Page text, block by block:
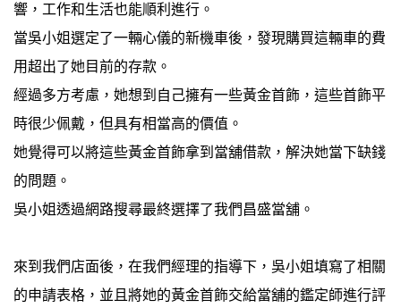
響，工作和生活也能順利進行。
當吳小姐選定了一輛心儀的新機車後，發現購買這輛車的費
用超出了她目前的存款。
經過多方考慮，她想到自己擁有一些黃金首飾，這些首飾平
時很少佩戴，但具有相當高的價值。
她覺得可以將這些黃金首飾拿到當舖借款，解決她當下缺錢
的問題。
吳小姐透過網路搜尋最終選擇了我們昌盛當舖。
來到我們店面後，在我們經理的指導下，吳小姐填寫了相關
的申請表格，並且將她的黃金首飾交給當舖的鑑定師進行評